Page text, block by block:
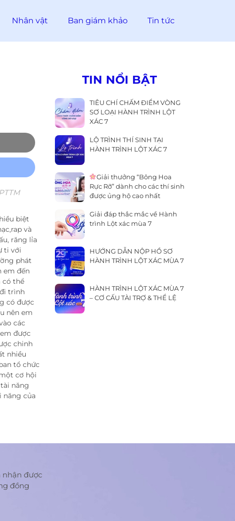
Nhân vật Ban giám khảo Tin tức
biệt
và
răng lỉa
ti với
phát
em đến
có thể
trình
có được
nên em
các
được
chinh
nhiều
tổ chức
cơ hội
năng
năng của
TIN NỔI BẬT
TIÊU CHÍ CHẤM ĐIỂM VÒNG
SƠ LOẠI HÀNH TRÌNH LỘT
XÁC 7
LỘ TRÌNH THÍ SINH TẠI
HÀNH TRÌNH LỘT XÁC 7
Giải thưởng “Bông Hoa
Rực Rỡ” dành cho các thí sinh
được ủng hộ cao nhất
Giải đáp thắc mắc về Hành
trình Lột xác mùa 7
HƯỚNG DẪN NỘP HỒ SƠ
HÀNH TRÌNH LỘT XÁC MÙA 7
HÀNH TRÌNH LỘT XÁC MÙA 7
– CƠ CẤU TÀI TRỢ & THỂ LỆ
nhận được
đồng